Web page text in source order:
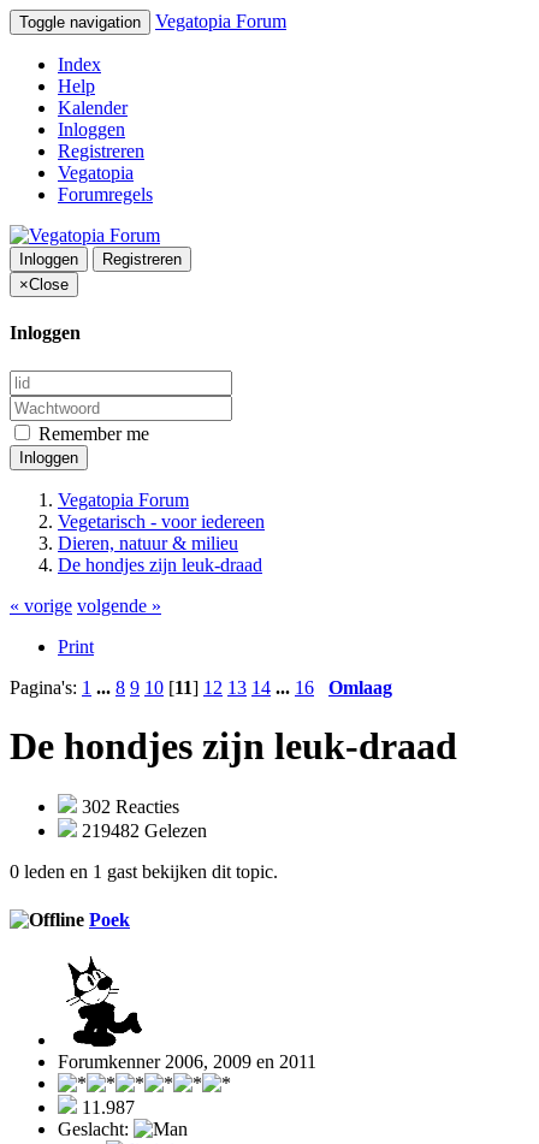
Toggle navigation Vegatopia Forum
Index
Help
Kalender
Inloggen
Registreren
Vegatopia
Forumregels
Inloggen
Registreren
×Close
Inloggen
Remember me
Inloggen
Vegatopia Forum
Vegetarisch - voor iedereen
Dieren, natuur & milieu
De hondjes zijn leuk-draad
« vorige volgende »
Print
Pagina's: 1 ... 8 9 10 [11] 12 13 14 ... 16 Omlaag
De hondjes zijn leuk-draad
302 Reacties
219482 Gelezen
0 leden en 1 gast bekijken dit topic.
Poek
Forumkenner 2006, 2009 en 2011
11.987
Geslacht: